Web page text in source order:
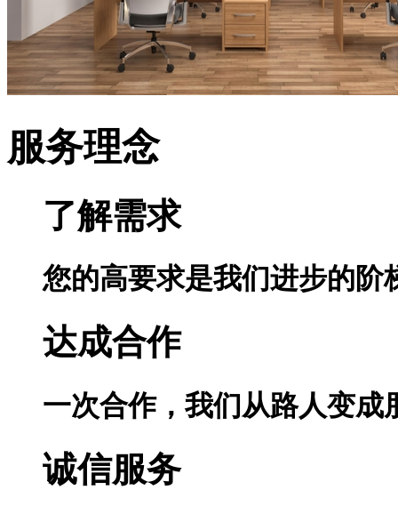
服务理念
了解需求
您的高要求是我们进步的阶
达成合作
一次合作，我们从路人变成
诚信服务